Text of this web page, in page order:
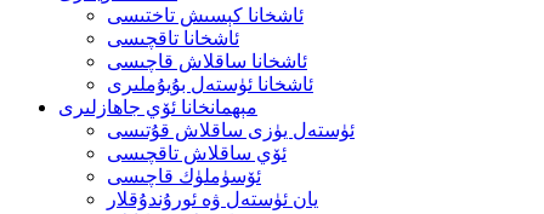
ئاشخانا كېسىش تاختىسى
ئاشخانا تاقچىسى
ئاشخانا ساقلاش قاچىسى
ئاشخانا ئۈستەل بۇيۇملىرى
مېھمانخانا ئۆي جاھازلىرى
ئۈستەل يۈزى ساقلاش قۇتىسى
ئۆي ساقلاش تاقچىسى
ئۆسۈملۈك قاچىسى
يان ئۈستەل ۋە ئورۇندۇقلار